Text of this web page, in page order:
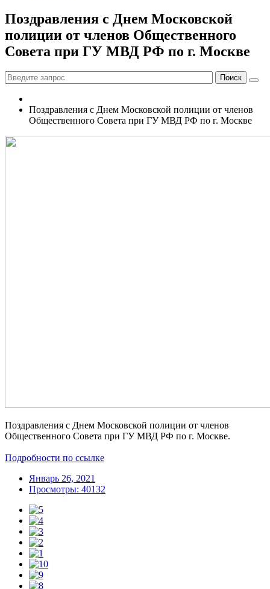
Поздравления с Днем Московской
полиции от членов Общественного
Совета при ГУ МВД РФ по г. Москве
Поздравления с Днем Московской полиции от членов
Общественного Совета при ГУ МВД РФ по г. Москве
Поздравления с Днем Московской полиции от членов
Общественного Совета при ГУ МВД РФ по г. Москве.
Подробности по ссылке
Январь 26, 2021
Просмотры: 40132